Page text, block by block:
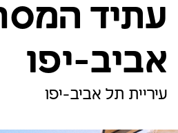
עתיד
אביב-יפו
עיריית תל אביב-יפו